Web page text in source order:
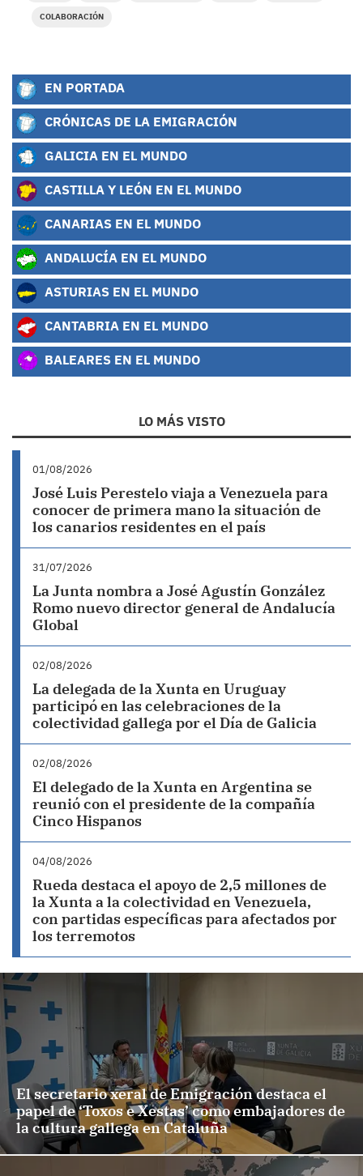
COLABORACIÓN
EN PORTADA
CRÓNICAS DE LA EMIGRACIÓN
GALICIA EN EL MUNDO
CASTILLA Y LEÓN EN EL MUNDO
CANARIAS EN EL MUNDO
ANDALUCÍA EN EL MUNDO
ASTURIAS EN EL MUNDO
CANTABRIA EN EL MUNDO
BALEARES EN EL MUNDO
LO MÁS VISTO
01/08/2026
José Luis Perestelo viaja a Venezuela para
conocer de primera mano la situación de
los canarios residentes en el país
31/07/2026
La Junta nombra a José Agustín González
Romo nuevo director general de Andalucía
Global
02/08/2026
La delegada de la Xunta en Uruguay
participó en las celebraciones de la
colectividad gallega por el Día de Galicia
02/08/2026
El delegado de la Xunta en Argentina se
reunió con el presidente de la compañía
Cinco Hispanos
04/08/2026
Rueda destaca el apoyo de 2,5 millones de
la Xunta a la colectividad en Venezuela,
con partidas específicas para afectados por
los terremotos
El secretario xeral de Emigración destaca el
papel de ‘Toxos e Xestas’ como embajadores de
la cultura gallega en Cataluña